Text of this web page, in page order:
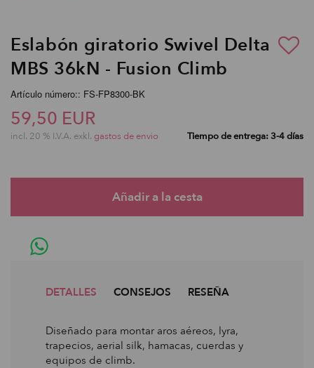
Eslabón giratorio Swivel Delta
MBS 36kN - Fusion Climb
Artículo número:: FS-FP8300-BK
59,50 EUR
incl. 20 % I.V.A. exkl. gastos de envio Tiempo de entrega: 3-4 días
DETALLES CONSEJOS RESEÑA
Diseñado para montar aros aéreos, lyra,
trapecios, aerial silk, hamacas, cuerdas y
equipos de climb.